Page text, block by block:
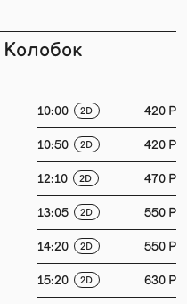
10:00 2D 420 P
10:50 2D 420 P
12:10 2D 470 P
13:05 2D 550 P
14:20 2D 550 P
15:20 2D 630 P